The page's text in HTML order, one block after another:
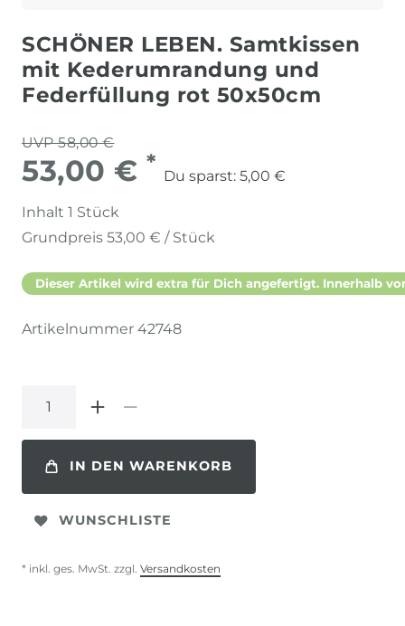
SCHÖNER LEBEN. Samtkissen
mit Kederumrandung und
Federfüllung rot 50x50cm
UVP 58,00 €
53,00 € *
Du sparst: 5,00 €
Inhalt 1 Stück
Grundpreis 53,00 € / Stück
Dieser Artikel wird extra für Dich angefertigt. Innerhalb
Artikelnummer 42748
IN DEN WARENKORB
WUNSCHLISTE
* inkl. ges. MwSt. zzgl. Versandkosten